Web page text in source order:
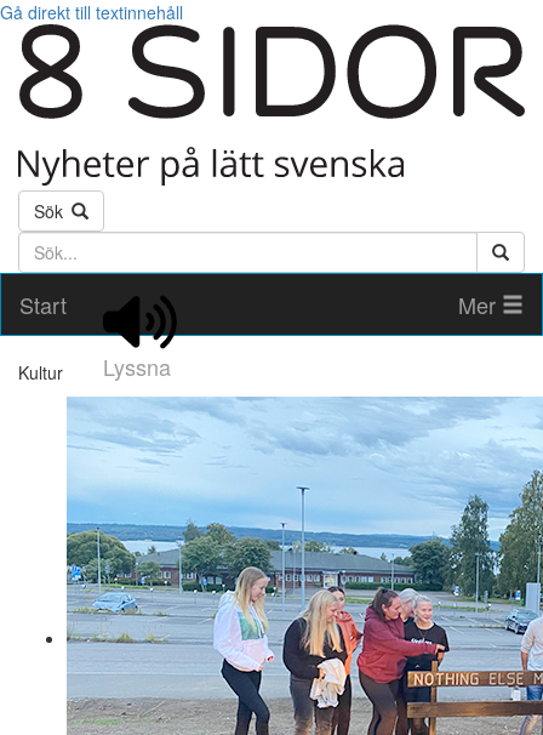
Gå direkt till textinnehåll
Sök
Söktext
Start
Lyssna
Mer
Kultur